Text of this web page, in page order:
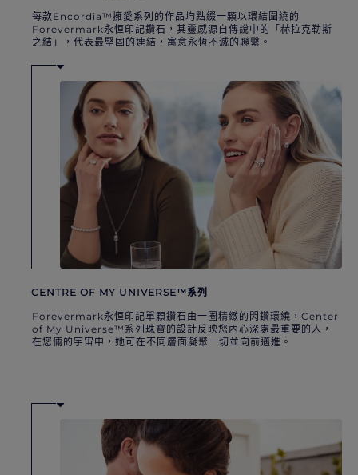
每款Encordia™擁愛系列的作品均點綴一顆以環結圍繞的
Forevermark永恒印記鑽石，其靈感源自傳說中的「赫拉克勒斯
之結」，代表最堅固的連結，寓意永恆不滅的聯繫。
CENTRE OF MY UNIVERSE™系列
Forevermark永恒印記單顆鑽石由一圈精緻的閃鑽環繞，Center
of My Universe™系列珠寶的設計反映您內心深處最重要的人，
在您倆的宇宙中，她可在不同層面凝聚一切並向前邁進。